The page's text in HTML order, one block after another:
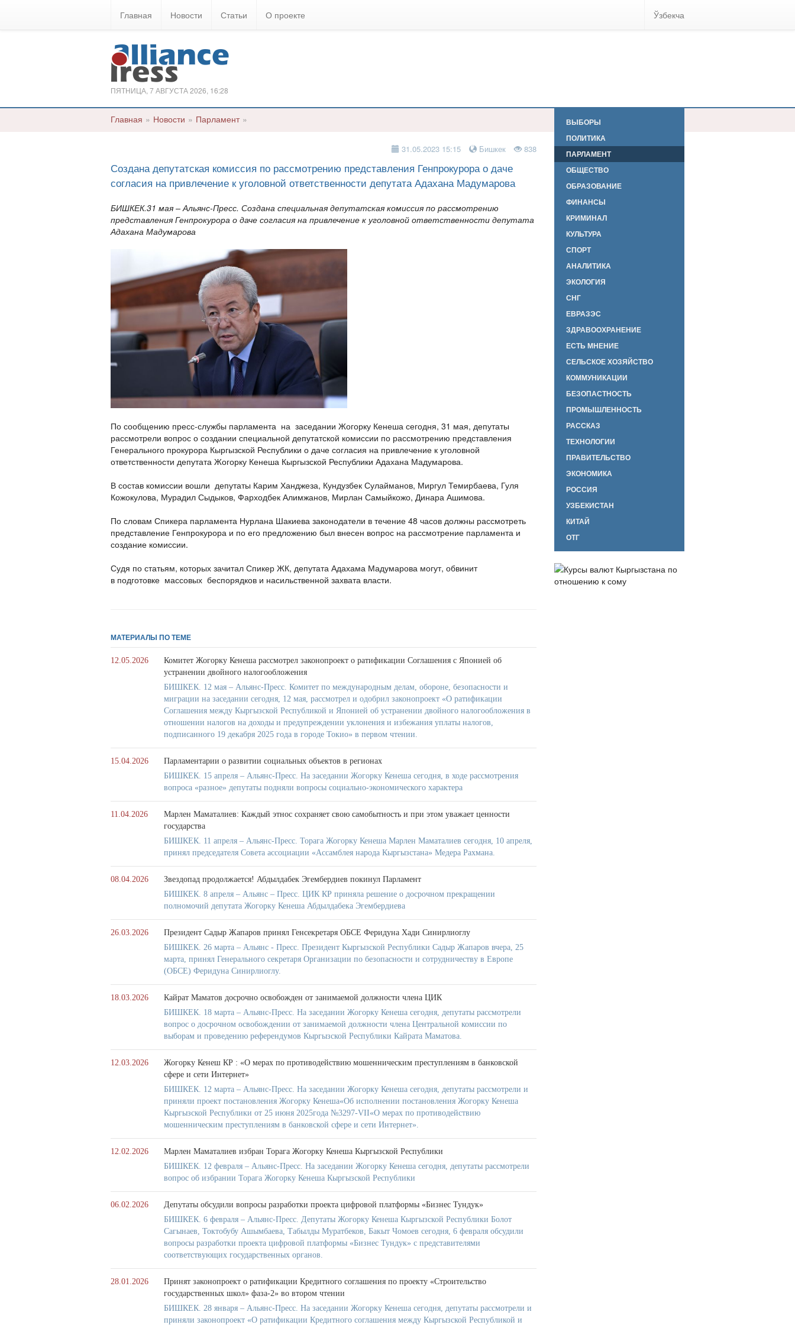
Главная Новости Статьи О проекте Ўзбекча
ПЯТНИЦА, 7 АВГУСТА 2026, 16:28
Главная » Новости » Парламент »
31.05.2023 15:15 Бишкек 838
Создана депутатская комиссия по рассмотрению представления Генпрокурора о даче
согласия на привлечение к уголовной ответственности депутата Адахана Мадумарова
БИШКЕК.31 мая – Альянс-Пресс. Создана специальная депутатская комиссия по рассмотрению
представления Генпрокурора о даче согласия на привлечение к уголовной ответственности депутата
Адахана Мадумарова
По сообщению пресс-службы парламента на заседании Жогорку Кенеша сегодня, 31 мая, депутаты
рассмотрели вопрос о создании специальной депутатской комиссии по рассмотрению представления
Генерального прокурора Кыргызской Республики о даче согласия на привлечение к уголовной
ответственности депутата Жогорку Кенеша Кыргызской Республики Адахана Мадумарова.
В состав комиссии вошли депутаты Карим Ханджеза, Кундузбек Сулайманов, Миргул Темирбаева, Гуля
Кожокулова, Мурадил Сыдыков, Фарходбек Алимжанов, Мирлан Самыйкожо, Динара Ашимова.
По словам Спикера парламента Нурлана Шакиева законодатели в течение 48 часов должны рассмотреть
представление Генпрокурора и по его предложению был внесен вопрос на рассмотрение парламента и
создание комиссии.
Судя по статьям, которых зачитал Спикер ЖК, депутата Адахама Мадумарова могут, обвинит
в подготовке массовых беспорядков и насильственной захвата власти.
МАТЕРИАЛЫ ПО ТЕМЕ
12.05.2026
Комитет Жогорку Кенеша рассмотрел законопроект о ратификации Соглашения с Японией об
устранении двойного налогообложения
БИШКЕК. 12 мая – Альянс-Пресс. Комитет по международным делам, обороне, безопасности и
миграции на заседании сегодня, 12 мая, рассмотрел и одобрил законопроект «О ратификации
Соглашения между Кыргызской Республикой и Японией об устранении двойного налогообложения в
отношении налогов на доходы и предупреждении уклонения и избежания уплаты налогов,
подписанного 19 декабря 2025 года в городе Токио» в первом чтении.
15.04.2026
Парламентарии о развитии социальных объектов в регионах
БИШКЕК. 15 апреля – Альянс-Пресс. На заседании Жогорку Кенеша сегодня, в ходе рассмотрения
вопроса «разное» депутаты подняли вопросы социально-экономического характера
11.04.2026
Марлен Маматалиев: Каждый этнос сохраняет свою самобытность и при этом уважает ценности
государства
БИШКЕК. 11 апреля – Альянс-Пресс. Торага Жогорку Кенеша Марлен Маматалиев сегодня, 10 апреля,
принял председателя Совета ассоциации «Ассамблея народа Кыргызстана» Медера Рахмана.
08.04.2026
Звездопад продолжается! Абдылдабек Эгембердиев покинул Парламент
БИШКЕК. 8 апреля – Альянс – Пресс. ЦИК КР приняла решение о досрочном прекращении
полномочий депутата Жогорку Кенеша Абдылдабека Эгембердиева
26.03.2026
Президент Садыр Жапаров принял Генсекретаря ОБСЕ Феридуна Хади Синирлиоглу
БИШКЕК. 26 марта – Альянс - Пресс. Президент Кыргызской Республики Садыр Жапаров вчера, 25
марта, принял Генерального секретаря Организации по безопасности и сотрудничеству в Европе
(ОБСЕ) Феридуна Синирлиоглу.
18.03.2026
Кайрат Маматов досрочно освобожден от занимаемой должности члена ЦИК
БИШКЕК. 18 марта – Альянс-Пресс. На заседании Жогорку Кенеша сегодня, депутаты рассмотрели
вопрос о досрочном освобождении от занимаемой должности члена Центральной комиссии по
выборам и проведению референдумов Кыргызской Республики Кайрата Маматова.
12.03.2026
Жогорку Кенеш КР : «О мерах по противодействию мошенническим преступлениям в банковской
сфере и сети Интернет»
БИШКЕК. 12 марта – Альянс-Пресс. На заседании Жогорку Кенеша сегодня, депутаты рассмотрели и
приняли проект постановления Жогорку Кенеша«Об исполнении постановления Жогорку Кенеша
Кыргызской Республики от 25 июня 2025года №3297-VII«О мерах по противодействию
мошенническим преступлениям в банковской сфере и сети Интернет».
12.02.2026
Марлен Маматалиев избран Торага Жогорку Кенеша Кыргызской Республики
БИШКЕК. 12 февраля – Альянс-Пресс. На заседании Жогорку Кенеша сегодня, депутаты рассмотрели
вопрос об избрании Торага Жогорку Кенеша Кыргызской Республики
06.02.2026
Депутаты обсудили вопросы разработки проекта цифровой платформы «Бизнес Тундук»
БИШКЕК. 6 февраля – Альянс-Пресс. Депутаты Жогорку Кенеша Кыргызской Республики Болот
Сагынаев, Токтобубу Ашымбаева, Табылды Муратбеков, Бакыт Чомоев сегодня, 6 февраля обсудили
вопросы разработки проекта цифровой платформы «Бизнес Тундук» с представителями
соответствующих государственных органов.
28.01.2026
Принят законопроект о ратификации Кредитного соглашения по проекту «Строительство
государственных школ» фаза-2» во втором чтении
БИШКЕК. 28 января – Альянс-Пресс. На заседании Жогорку Кенеша сегодня, депутаты рассмотрели и
приняли законопроект «О ратификации Кредитного соглашения между Кыргызской Республикой и
ВЫБОРЫ
ПОЛИТИКА
ПАРЛАМЕНТ
ОБЩЕСТВО
ОБРАЗОВАНИЕ
ФИНАНСЫ
КРИМИНАЛ
КУЛЬТУРА
СПОРТ
АНАЛИТИКА
ЭКОЛОГИЯ
СНГ
ЕВРАЗЭС
ЗДРАВООХРАНЕНИЕ
ЕСТЬ МНЕНИЕ
СЕЛЬСКОЕ ХОЗЯЙСТВО
КОММУНИКАЦИИ
БЕЗОПАСТНОСТЬ
ПРОМЫШЛЕННОСТЬ
РАССКАЗ
ТЕХНОЛОГИИ
ПРАВИТЕЛЬСТВО
ЭКОНОМИКА
РОССИЯ
УЗБЕКИСТАН
КИТАЙ
ОТГ